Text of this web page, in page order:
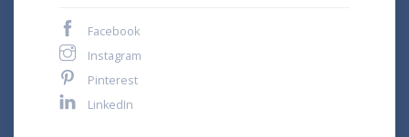
Facebook
Instagram
Pinterest
LinkedIn